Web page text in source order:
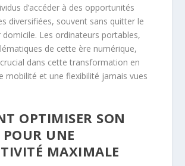
d’accéder à des opportunités
diversifiées, souvent sans quitter le
Les ordinateurs portables,
de cette ère numérique,
dans cette transformation en
mobilité et une flexibilité jamais vues
OPTIMISER SON
UNE
MAXIMALE